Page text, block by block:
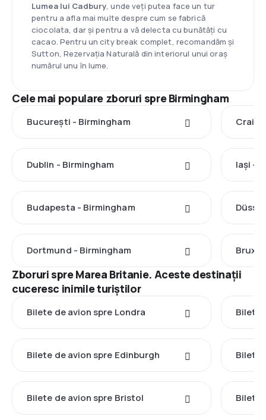
Lumea lui Cadbury, unde veți putea face un tur
pentru a afla mai multe despre cum se fabrică
ciocolata, dar și pentru a vă delecta cu bunătăți cu
cacao. Pentru un city break complet, recomandăm și
Sutton, Rezervația Naturală din interiorul unui oraș
numărul unu în lume.
Cele mai populare zboruri spre Birmingham
București - Birmingham
Dublin - Birmingham Iași -
Budapesta - Birmingham
Dortmund - Birmingham
Zboruri spre Marea Britanie. Aceste destinații
cuceresc inimile turiștilor
Bilete de avion spre Londra Bilete
Bilete de avion spre Edinburgh Bilete
Bilete de avion spre Bristol Bilete